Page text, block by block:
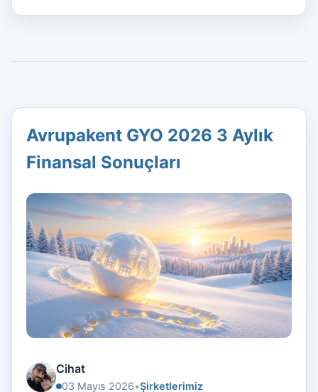
Avrupakent GYO 2026 3 Aylık
Finansal Sonuçları
Cihat
03 Mayıs 2026•Şirketlerimiz